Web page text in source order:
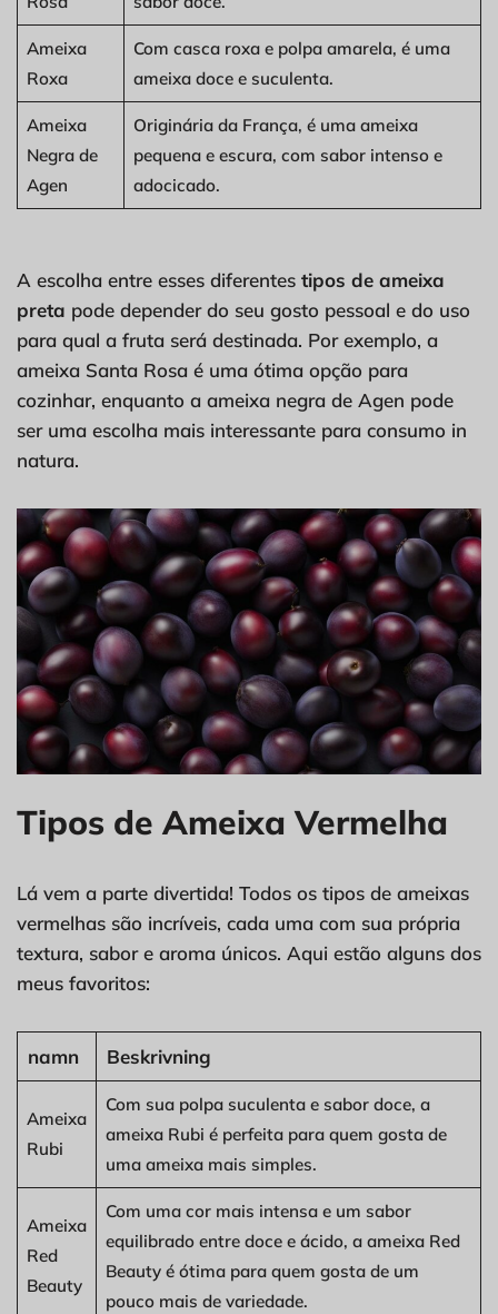
Ameixa
Roxa
Com casca roxa e polpa amarela, é uma
ameixa doce e suculenta.
Ameixa
Negra de
Agen
Originária da França, é uma ameixa
pequena e escura, com sabor intenso e
adocicado.
A escolha entre esses diferentes tipos de ameixa
preta pode depender do seu gosto pessoal e do uso
para qual a fruta será destinada. Por exemplo, a
ameixa Santa Rosa é uma ótima opção para
cozinhar, enquanto a ameixa negra de Agen pode
ser uma escolha mais interessante para consumo in
natura.
Tipos de Ameixa Vermelha
Lá vem a parte divertida! Todos os tipos de ameixas
vermelhas são incríveis, cada uma com sua própria
textura, sabor e aroma únicos. Aqui estão alguns dos
meus favoritos:
namn Beskrivning
Ameixa
Rubi
Com sua polpa suculenta e sabor doce, a
ameixa Rubi é perfeita para quem gosta de
uma ameixa mais simples.
Ameixa
Red
Beauty
Com uma cor mais intensa e um sabor
equilibrado entre doce e ácido, a ameixa Red
Beauty é ótima para quem gosta de um
pouco mais de variedade.